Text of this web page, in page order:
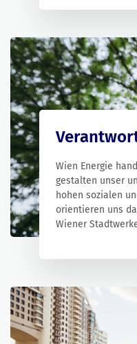
Wien Energie
gestalten unser
hohen sozialen
orientieren uns
Wiener